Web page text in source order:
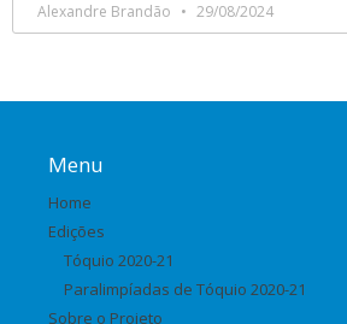
Alexandre Brandão 29/08/2024
Menu
Home
Edições
Tóquio 2020-21
Paralimpíadas de Tóquio 2020-21
Sobre o Projeto